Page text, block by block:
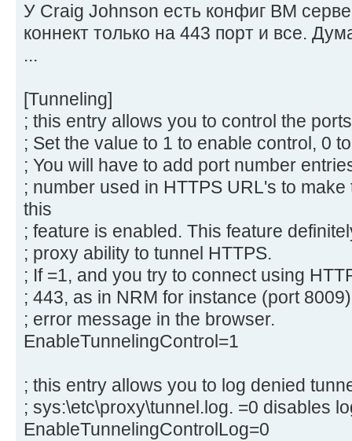
У Craig Johnson есть конфиг BM
коннект только на 443 порт и все.
...
[Tunneling]
; this entry allows you to control the
; Set the value to 1 to enable control, 0
; You will have to add port number
; number used in HTTPS URL's to
this
; feature is enabled. This feature
; proxy ability to tunnel HTTPS.
; If =1, and you try to connect using
; 443, as in NRM for instance (port
; error message in the browser.
EnableTunnelingControl=1
; this entry allows you to log denied
; sys:\etc\proxy\tunnel.log. =0 disables
EnableTunnelingControlLog=0